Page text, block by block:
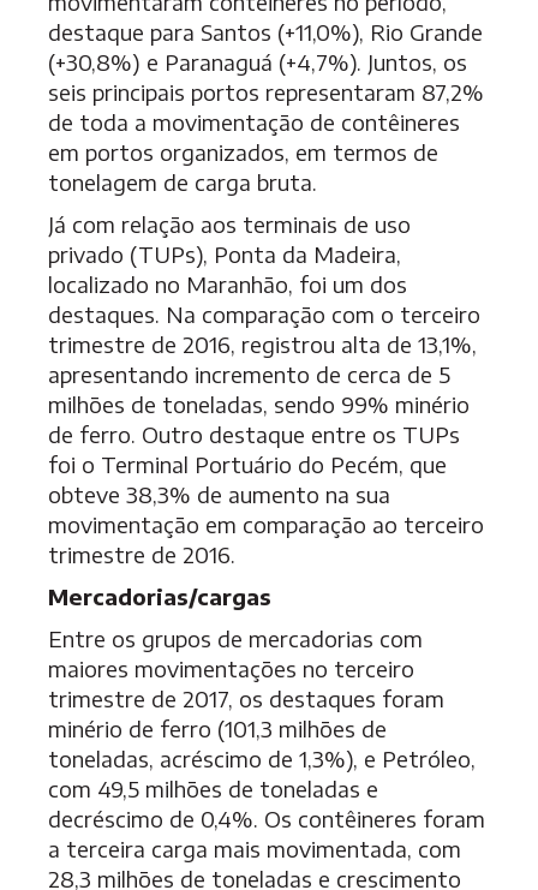
destaque para Santos (+11,0%), Rio Grande
(+30,8%) e Paranaguá (+4,7%). Juntos, os
seis principais portos representaram 87,2%
de toda a movimentação de contêineres
em portos organizados, em termos de
tonelagem de carga bruta.
Já com relação aos terminais de uso
privado (TUPs), Ponta da Madeira,
localizado no Maranhão, foi um dos
destaques. Na comparação com o terceiro
trimestre de 2016, registrou alta de 13,1%,
apresentando incremento de cerca de 5
milhões de toneladas, sendo 99% minério
de ferro. Outro destaque entre os TUPs
foi o Terminal Portuário do Pecém, que
obteve 38,3% de aumento na sua
movimentação em comparação ao terceiro
trimestre de 2016.
Mercadorias/cargas
Entre os grupos de mercadorias com
maiores movimentações no terceiro
trimestre de 2017, os destaques foram
minério de ferro (101,3 milhões de
toneladas, acréscimo de 1,3%), e Petróleo,
com 49,5 milhões de toneladas e
decréscimo de 0,4%. Os contêineres foram
a terceira carga mais movimentada, com
28,3 milhões de toneladas e crescimento